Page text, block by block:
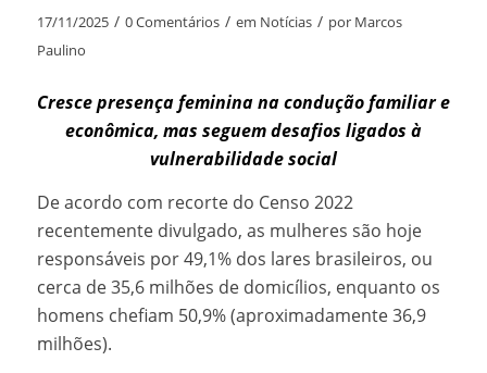
17/11/2025 / 0 Comentários / em Notícias / por Marcos
Paulino
Cresce presença feminina na condução familiar e
econômica, mas seguem desafios ligados à
vulnerabilidade social
De acordo com recorte do Censo 2022
recentemente divulgado, as mulheres são hoje
responsáveis por 49,1% dos lares brasileiros, ou
cerca de 35,6 milhões de domicílios, enquanto os
homens chefiam 50,9% (aproximadamente 36,9
milhões).